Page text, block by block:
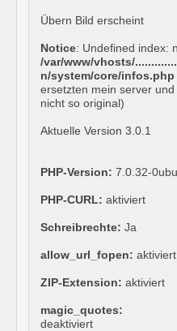
Übern Bild erscheint
Notice: Undefined index:
/var/www/vhosts/
n/system/core/infos.php
ersetzten mein server
nicht so original)
Aktuelle Version 3.0.1
PHP-Version: 7.0.32-
PHP-CURL: aktiviert
Schreibrechte: Ja
allow_url_fopen: aktiviert
ZIP-Extension: aktiviert
magic_quotes:
deaktiviert